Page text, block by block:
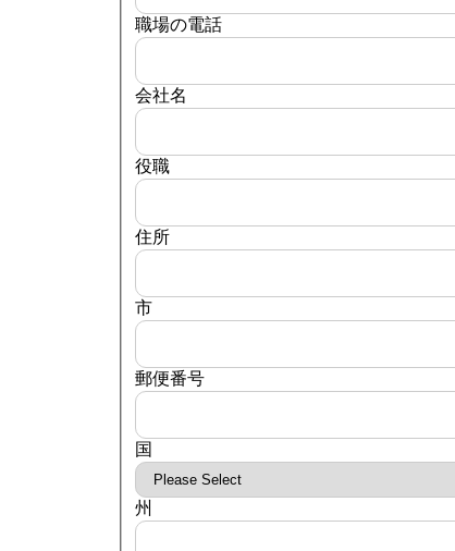
職場の電話
会社名
役職
住所
市
郵便番号
国
州